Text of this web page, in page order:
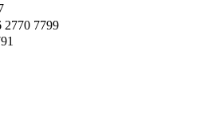
2770 7799